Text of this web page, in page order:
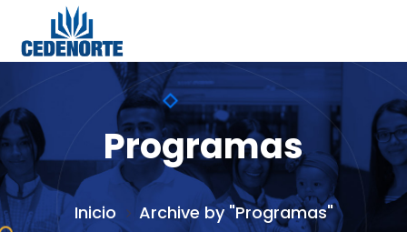
Programas
Inicio Archive by "Programas"